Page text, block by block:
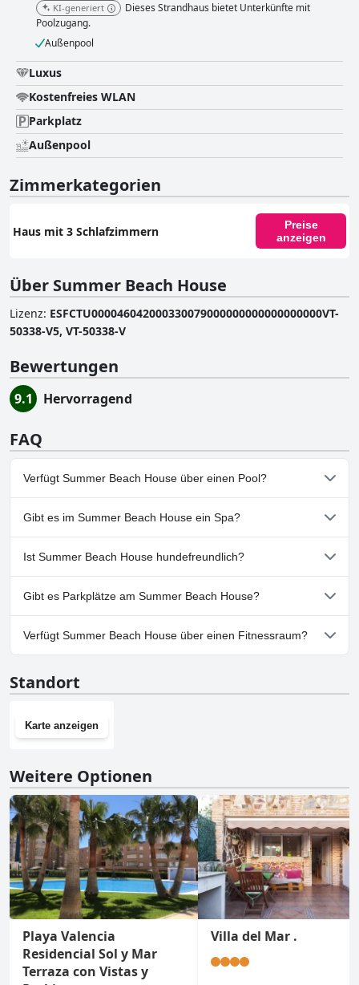
KI-generiert
Dieses Strandhaus bietet Unterkünfte mit
Poolzugang.
Außenpool
Luxus
Kostenfreies WLAN
Parkplatz
Außenpool
Zimmerkategorien
Haus mit 3 Schlafzimmern
Preise
anzeigen
Über Summer Beach House
Lizenz: ESFCTU000046042000330079000000000000000000VT-
50338-V5, VT-50338-V
Bewertungen
9.1 Hervorragend
FAQ
Verfügt Summer Beach House über einen Pool?
Ja, Summer Beach House hat Pools, die zu einer oder mehreren
der folgenden Kategorien gehören: Außenpool.
Gibt es im Summer Beach House ein Spa?
Nein, ein Spa ist im Summer Beach House nicht vorhanden.
Ist Summer Beach House hundefreundlich?
Nein, Summer Beach House erlaubt keine Hunde.
Gibt es Parkplätze am Summer Beach House?
Ja, Parkmöglichkeiten sind im Summer Beach House vorhanden.
Verfügt Summer Beach House über einen Fitnessraum?
Standort
Karte anzeigen
Weitere Optionen
Playa Valencia
Residencial Sol y Mar
Terraza con Vistas y
Villa del Mar .